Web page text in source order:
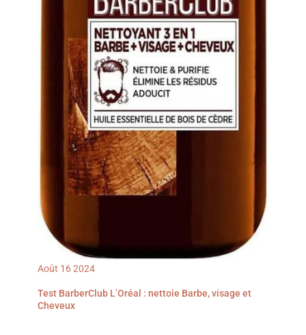
Août 162024
Test BarberClub L’Oréal : nettoie Barbe, visage et
Cheveux